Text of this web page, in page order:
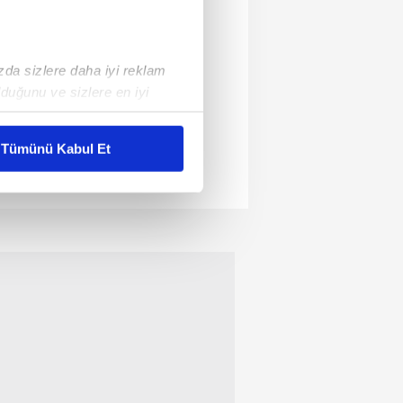
sizlere daha iyi reklam
ve sizlere en iyi
karşılamak
Tümünü Kabul Et